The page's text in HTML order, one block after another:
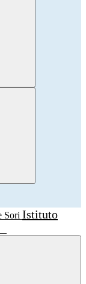
Istituto